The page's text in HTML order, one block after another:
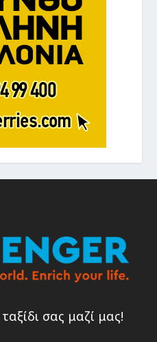
σας μαζί μας!